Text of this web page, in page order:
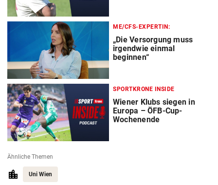
ME/CFS-EXPERTIN:
„Die Versorgung muss
irgendwie einmal
beginnen“
SPORTKRONE INSIDE
Wiener Klubs siegen in
Europa – ÖFB-Cup-
Wochenende
Ähnliche Themen
Uni Wien